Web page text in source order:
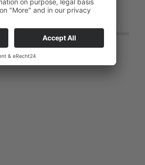
und Sculptra®“ (Veranstalter: Galderma Laboratorium GmbH)